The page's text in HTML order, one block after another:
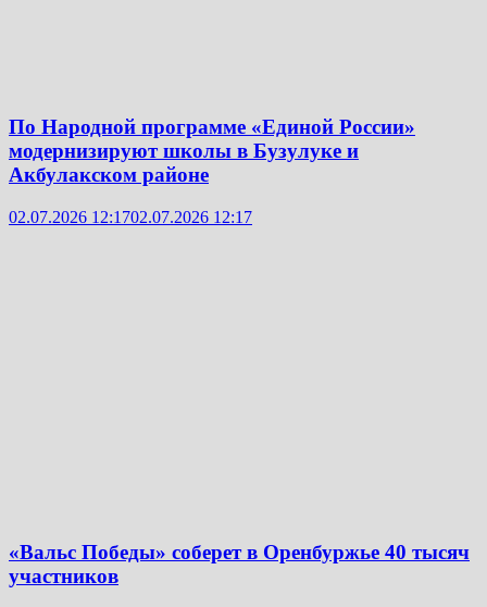
По Народной программе «Единой России»
модернизируют школы в Бузулуке и
Акбулакском районе
02.07.2026 12:1702.07.2026 12:17
«Вальс Победы» соберет в Оренбуржье 40 тысяч
участников